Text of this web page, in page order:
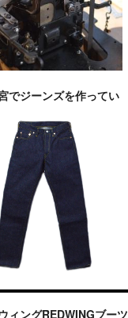
でジーンズを作ってい
ィングREDWINGブーツ